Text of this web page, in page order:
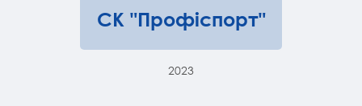
СК "Профіспорт"
2023